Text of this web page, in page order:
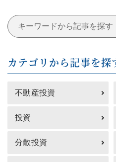
カテゴリから記事を探
不動産投資
投資
分散投資